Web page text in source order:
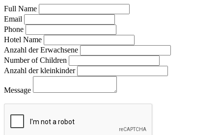
Full Name
Email
Phone
Hotel Name
Anzahl der Erwachsene
Number of Children
Anzahl der kleinkinder
Message